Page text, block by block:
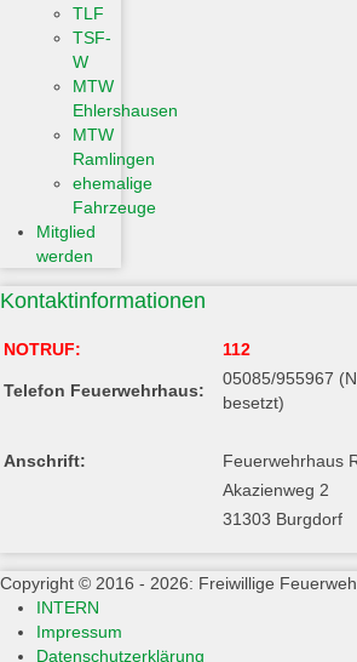
TLF
TSF-
W
MTW
Ehlershausen
MTW
Ramlingen
ehemalige
Fahrzeuge
Mitglied
werden
Kontaktinformationen
NOTRUF: 112
Telefon Feuerwehrhaus:
05085/955967
besetzt)
Anschrift:
Feuerwehrhaus
Akazienweg 2
31303 Burgdorf
Copyright © 2016 - 2026: Freiwillige
INTERN
Impressum
Datenschutzerklärung